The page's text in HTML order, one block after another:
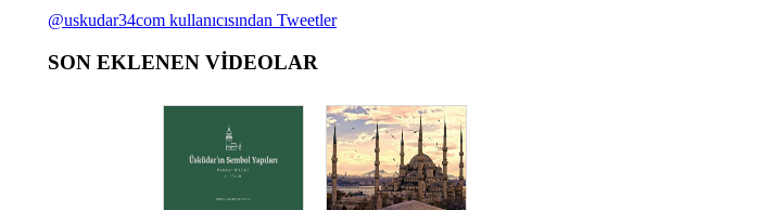
@uskudar34com kullanıcısından Tweetler
SON EKLENEN VİDEOLAR